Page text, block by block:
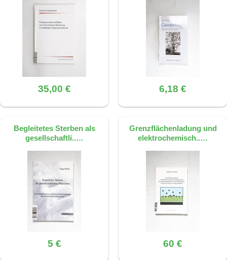
35,00 € 6,18 €
Begleitetes Sterben als
gesellschaftli..…
5 €
Grenzflächenladung und
elektrochemisch..…
60 €